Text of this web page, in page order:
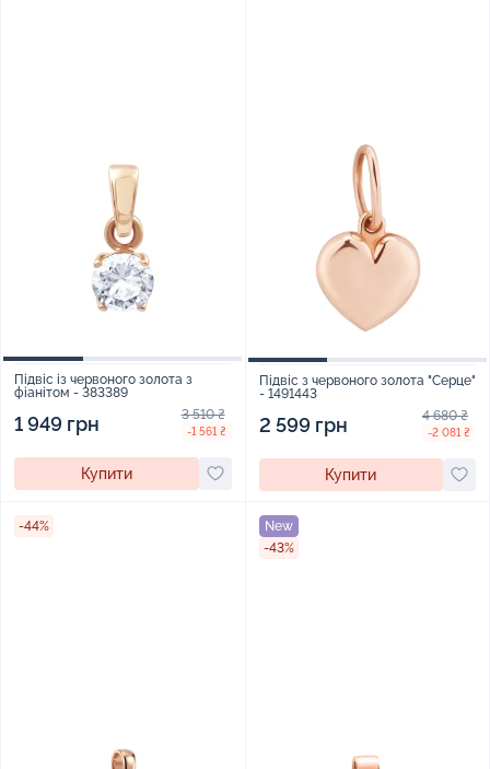
Підвіс із червоного золота з
фіанітом - 383389
1 949 грн 3 510 ₴
-1 561 ₴
Купити
Підвіс з червоного золота "Серце"
- 1491443
2 599 грн 4 680 ₴
-2 081 ₴
Купити
-44%
New
-43%